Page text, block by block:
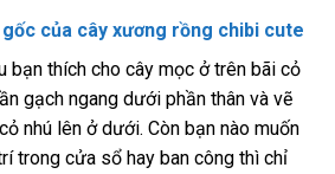
gốc của cây xương rồng chibi cute
bạn thích cho cây mọc ở trên bãi cỏ
gạch ngang dưới phần thân và vẽ
nhú lên ở dưới. Còn bạn nào muốn
trong cửa sổ hay ban công thì chỉ